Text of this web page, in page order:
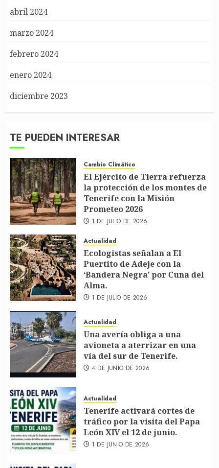
abril 2024
marzo 2024
febrero 2024
enero 2024
diciembre 2023
TE PUEDEN INTERESAR
Cambio Climático
El Ejército de Tierra refuerza
la protección de los montes de
Tenerife con la Misión
Prometeo 2026
1 DE JULIO DE 2026
Actualidad
Ecologistas señalan a El
Puertito de Adeje con la
‘Bandera Negra’ por Cuna del
Alma.
1 DE JULIO DE 2026
Actualidad
Una avería obliga a una
avioneta a aterrizar en una
vía del sur de Tenerife.
4 DE JUNIO DE 2026
Actualidad
Tenerife activará cortes de
tráfico por la visita del Papa
León XIV el 12 de junio.
1 DE JUNIO DE 2026